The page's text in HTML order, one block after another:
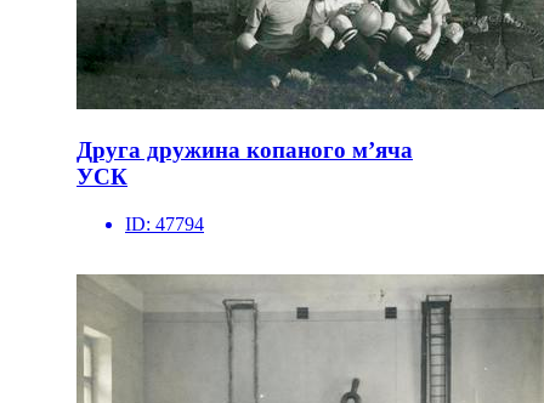
Друга дружина копаного м’яча
УСК
ID: 47794